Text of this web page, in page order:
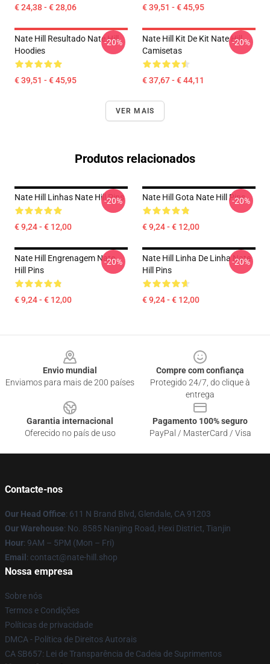
€ 24,38 - € 28,06 € 39,51 - € 45,95
Nate Hill Resultado Nate Hill
Hoodies
€ 39,51 - € 45,95
-20%
Nate Hill Kit De Kit Nate Hill
Camisetas
€ 37,67 - € 44,11
-20%
VER MAIS
Produtos relacionados
Nate Hill Linhas Nate Hill Pins
€ 9,24 - € 12,00
-20% Nate Hill Gota Nate Hill Pins
€ 9,24 - € 12,00
-20%
Nate Hill Engrenagem Nate
Hill Pins
€ 9,24 - € 12,00
-20%
Nate Hill Linha De Linha Nate
Hill Pins
€ 9,24 - € 12,00
-20%
Envio mundial
Enviamos para mais de 200 países
Compre com confiança
Protegido 24/7, do clique à
entrega
Garantia internacional
Oferecido no país de uso
Pagamento 100% seguro
PayPal / MasterCard / Visa
Contacte-nos
Our Head Office: 611 N Brand Blvd, Glendale, CA 91203
Our Warehouse: No. 8585 Nanjing Road, Hexi District, Tianjin
Hour: 9AM – 5PM (Mon – Fri)
Email : contact@nate-hill.shop
Nossa empresa
Sobre nós
Termos e Condições
Políticas de privacidade
DMCA - Política de Direitos Autorais
CA SB657: Lei de Transparência de Cadeia de Suprimentos